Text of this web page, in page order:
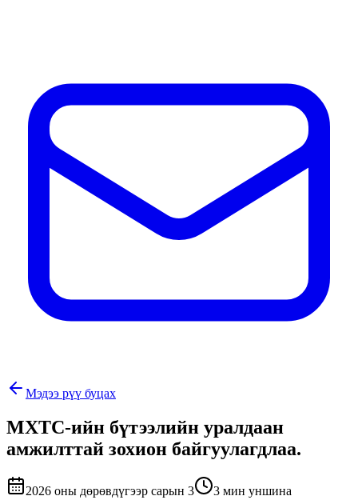
Мэдээ рүү буцах
МХТС-ийн бүтээлийн уралдаан
амжилттай зохион байгуулагдлаа.
2026 оны дөрөвдүгээр сарын 3 3 мин уншина